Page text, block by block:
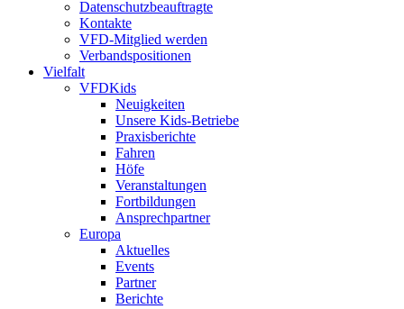
Datenschutzbeauftragte
Kontakte
VFD-Mitglied werden
Verbandspositionen
Vielfalt
VFDKids
Neuigkeiten
Unsere Kids-Betriebe
Praxisberichte
Fahren
Höfe
Veranstaltungen
Fortbildungen
Ansprechpartner
Europa
Aktuelles
Events
Partner
Berichte